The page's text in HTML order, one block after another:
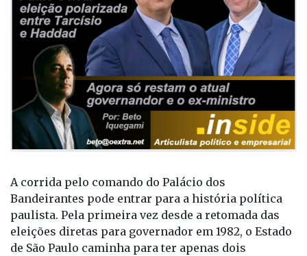
A corrida pelo comando do Palácio dos
Bandeirantes pode entrar para a história política
paulista. Pela primeira vez desde a retomada das
eleições diretas para governador em 1982, o Estado
de São Paulo caminha para ter apenas dois